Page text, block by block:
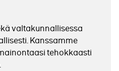
valtakunnallisessa
Kanssamme
tehokkaasti